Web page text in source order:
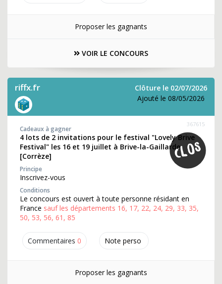
Proposer les gagnants
VOIR LE CONCOURS
riffx.fr
Clôture le 02/07/2026
Ajouté le 08/05/2026
Commentaires 0 Note perso
367615
Cadeaux à gagner
4 lots de 2 invitations pour le festival "Lovely Brive
Festival" les 16 et 19 juillet à Brive-la-Gaillarde
[Corrèze]
Principe
Inscrivez-vous
Conditions
Le concours est ouvert à toute personne résidant en
France sauf les départements 16, 17, 22, 24, 29, 33, 35,
50, 53, 56, 61, 85
Proposer les gagnants